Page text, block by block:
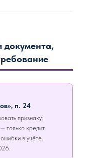
документа,
п. 24
признаку:
только кредит.
в учёте.